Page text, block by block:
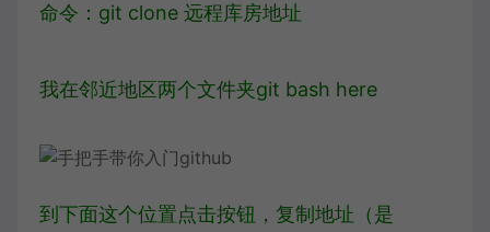
命令：git clone 远程库房地址
我在邻近地区两个文件夹git bash here
到下面这个位置点击按钮，复制地址（是